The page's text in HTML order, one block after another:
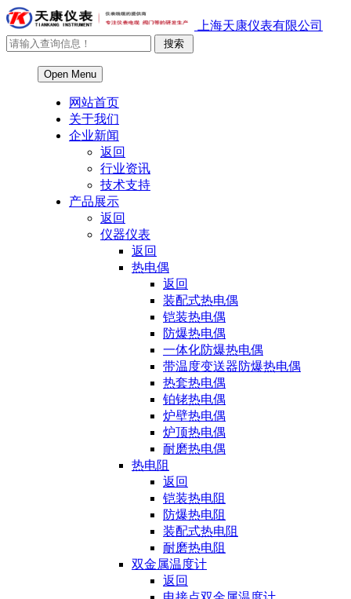
上海天康仪表有限公司
Open Menu
网站首页
关于我们
企业新闻
返回
行业资讯
技术支持
产品展示
返回
仪器仪表
返回
热电偶
返回
装配式热电偶
铠装热电偶
防爆热电偶
一体化防爆热电偶
带温度变送器防爆热电偶
热套热电偶
铂铑热电偶
炉壁热电偶
炉顶热电偶
耐磨热电偶
热电阻
返回
铠装热电阻
防爆热电阻
装配式热电阻
耐磨热电阻
双金属温度计
返回